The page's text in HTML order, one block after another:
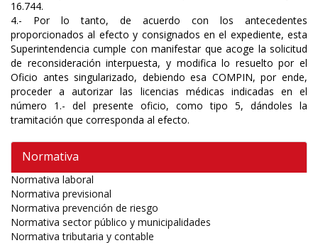
16.744.
4.- Por lo tanto, de acuerdo con los antecedentes
proporcionados al efecto y consignados en el expediente, esta
Superintendencia cumple con manifestar que acoge la solicitud
de reconsideración interpuesta, y modifica lo resuelto por el
Oficio antes singularizado, debiendo esa COMPIN, por ende,
proceder a autorizar las licencias médicas indicadas en el
número 1.- del presente oficio, como tipo 5, dándoles la
tramitación que corresponda al efecto.
Normativa
Normativa laboral
Normativa previsional
Normativa prevención de riesgo
Normativa sector público y municipalidades
Normativa tributaria y contable